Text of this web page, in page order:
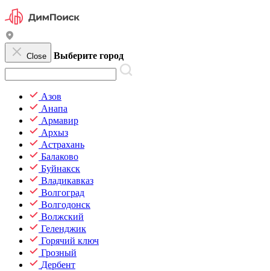
Close Выберите город
Азов
Анапа
Армавир
Архыз
Астрахань
Балаково
Буйнакск
Владикавказ
Волгоград
Волгодонск
Волжский
Геленджик
Горячий ключ
Грозный
Дербент